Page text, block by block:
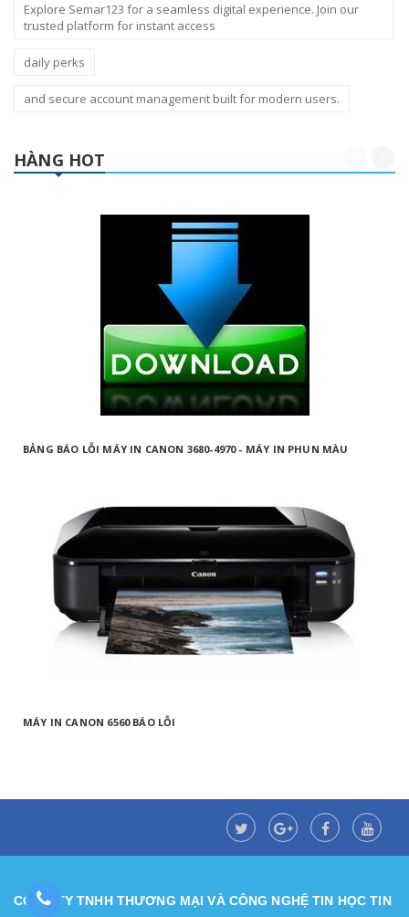
Explore Semar123 for a seamless digital experience. Join our
trusted platform for instant access
daily perks
and secure account management built for modern users.
HÀNG HOT
BẢNG BÁO LỖI MÁY IN CANON 3680-4970 - MÁY IN PHUN MÀU
MÁY IN CANON 6560 BÁO LỖI
CÔNG TY TNHH THƯƠNG MẠI VÀ CÔNG NGHỆ TIN HỌC TIN